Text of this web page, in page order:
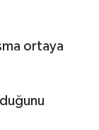
ortaya